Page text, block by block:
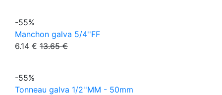
-55%
Manchon galva 5/4''FF
6.14 € 13.65 €
-55%
Tonneau galva 1/2''MM - 50mm